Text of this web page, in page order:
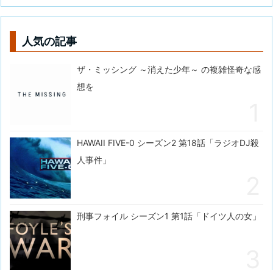
人気の記事
ザ・ミッシング ～消えた少年～ の複雑怪奇な感
想を
HAWAII FIVE-0 シーズン2 第18話「ラジオDJ殺
人事件」
刑事フォイル シーズン1 第1話「ドイツ人の女」